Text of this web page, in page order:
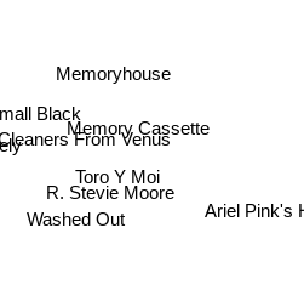
Ariel Pink's
R. Stevie Moore
Cleaners From Venus
Toro Y Moi
Washed Out
Memory Cassette
Black
Memoryhouse